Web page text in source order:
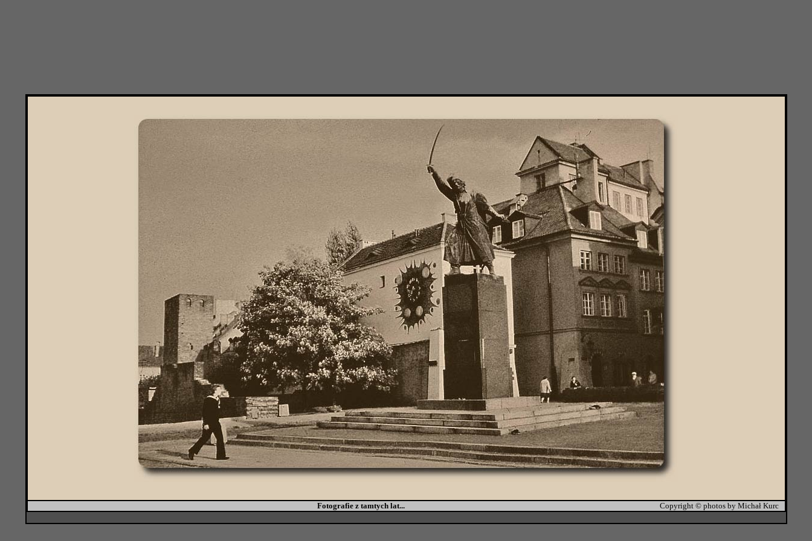
Fotografie z tamtych lat... Copyright © photos by Michał Kurc